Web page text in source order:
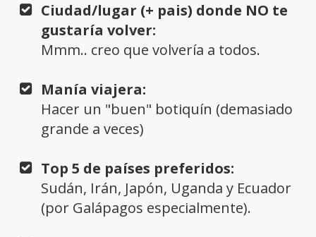
Ciudad/lugar (+ pais) donde NO te
gustaría volver:
Mmm.. creo que volvería a todos.
Manía viajera:
Hacer un "buen" botiquín (demasiado
grande a veces)
Top 5 de países preferidos:
Sudán, Irán, Japón, Uganda y Ecuador
(por Galápagos especialmente).